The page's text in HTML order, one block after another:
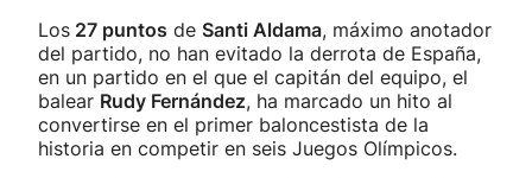
Los 27 puntos de Santi Aldama, máximo anotador
del partido, no han evitado la derrota de España,
en un partido en el que el capitán del equipo, el
balear Rudy Fernández, ha marcado un hito al
convertirse en el primer baloncestista de la
historia en competir en seis Juegos Olímpicos.